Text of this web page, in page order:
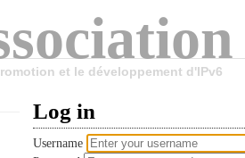
et le développement d'IPv6
Log in
Username